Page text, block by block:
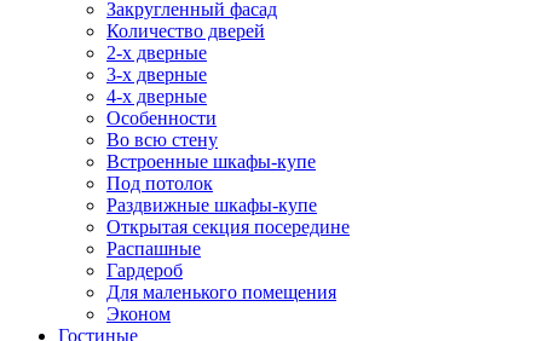
Закругленный фасад
Количество дверей
2-х дверные
3-х дверные
4-х дверные
Особенности
Во всю стену
Встроенные шкафы-купе
Под потолок
Раздвижные шкафы-купе
Открытая секция посередине
Распашные
Гардероб
Для маленького помещения
Эконом
Гостиные